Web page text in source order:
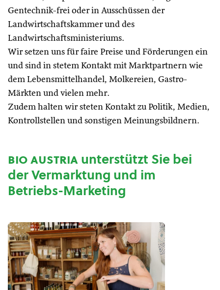
Gentechnik-frei oder in Ausschüssen der
Landwirtschaftskammer und des
Landwirtschaftsministeriums.
Wir setzen uns für faire Preise und Förderungen ein
und sind in stetem Kontakt mit Marktpartnern wie
dem Lebensmittelhandel, Molkereien, Gastro-
Märkten und vielen mehr.
Zudem halten wir steten Kontakt zu Politik, Medien,
Kontrollstellen und sonstigen Meinungsbildnern.
bio austriaunterstützt Sie bei
der Vermarktung und im
Betriebs-Marketing